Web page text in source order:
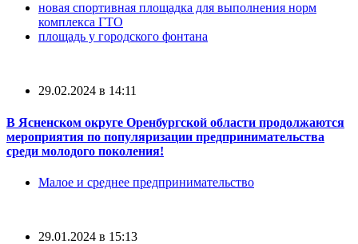
новая спортивная площадка для выполнения норм
комплекса ГТО
площадь у городского фонтана
29.02.2024 в 14:11
В Ясненском округе Оренбургской области продолжаются
мероприятия по популяризации предпринимательства
среди молодого поколения!
Малое и среднее предпринимательство
29.01.2024 в 15:13